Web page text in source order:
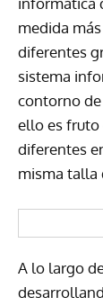
medida
diferentes
sistema
contorno de
ello es fruto
diferentes
misma talla
A lo largo